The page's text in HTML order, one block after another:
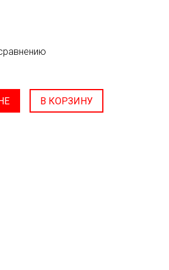
В КОРЗИНУ